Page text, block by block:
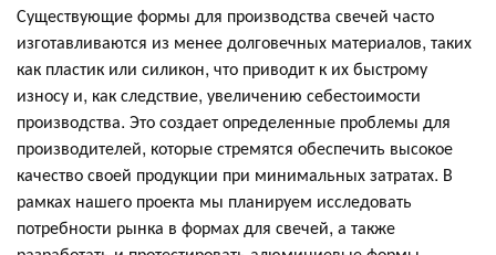
Существующие формы для производства свечей часто
изготавливаются из менее долговечных материалов, таких
как пластик или силикон, что приводит к их быстрому
износу и, как следствие, увеличению себестоимости
производства. Это создает определенные проблемы для
производителей, которые стремятся обеспечить высокое
качество своей продукции при минимальных затратах. В
рамках нашего проекта мы планируем исследовать
потребности рынка в формах для свечей, а также